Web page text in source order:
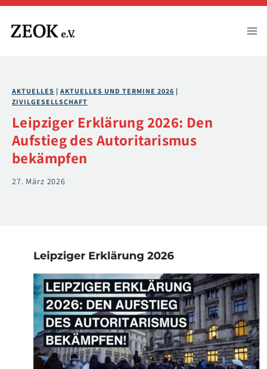
Zum
Inhalt
springen
AKTUELLES | AKTUELLES UND TERMINE 2026
ZIVILGESELLSCHAFT
Leipziger Erklärung 2026: Den
Aufstieg des Autoritarismus
bekämpfen
27. März 2026